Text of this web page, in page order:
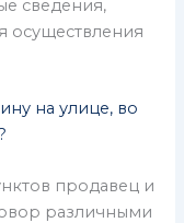
сведения,
осуществления
на улице, во
продавец и
различными